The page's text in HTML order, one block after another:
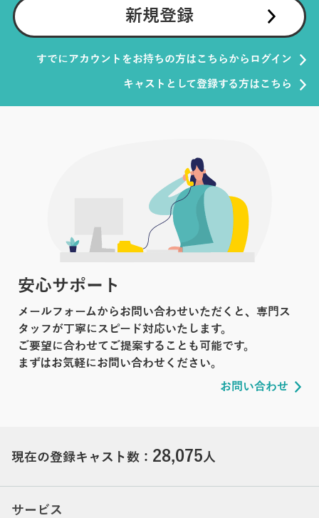
新規登録
すでにアカウントをお持ちの方はこちらからログイン
キャストとして登録する方はこちら
安心サポート
メールフォームからお問い合わせいただくと、専門ス
タッフが丁寧にスピード対応いたします。
ご要望に合わせてご提案することも可能です。
まずはお気軽にお問い合わせください。
お問い合わせ
現在の登録キャスト数： 28,075人
サービス